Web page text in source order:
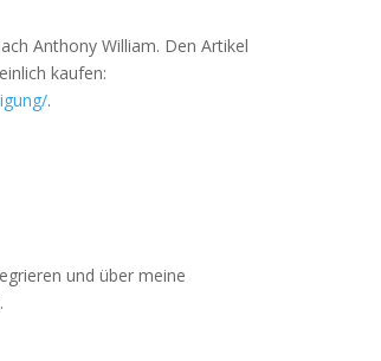
Anthony William. Den Artikel
kaufen:
.
und über meine